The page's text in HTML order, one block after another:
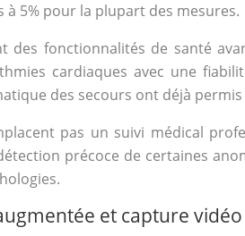
5% pour la plupart des mesures.
fonctionnalités de santé
cardiaques avec une
des secours ont déjà
pas un suivi médical
précoce de certaines
et capture vidéo